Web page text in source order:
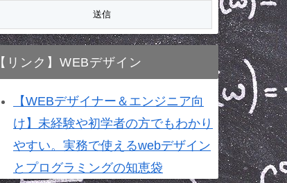
【リンク】WEBデザイン
【WEBデザイナー＆エンジニア向
け】未経験や初学者の方でもわかり
やすい。実務で使えるwebデザイン
とプログラミングの知恵袋